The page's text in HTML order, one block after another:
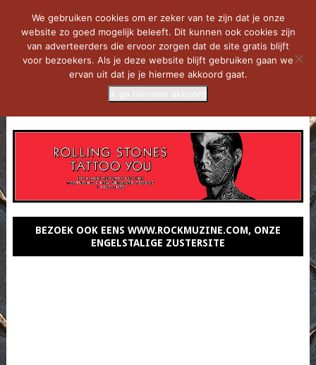
BEZOEK OOK EENS WWW.ROCKMUZINE.COM, ONZE
ENGELSTALIGE ZUSTERSITE
We gebruiken cookies om er zeker van te zijn dat je onze
website zo goed mogelijk beleeft. Dit kunnen ook cookies zijn
van adverteerders die ervoor zorgen dat de site gratis blijft
voor bezoekers. Als je deze website blijft gebruiken gaan we
ervan uit dat je je hiermee akkoord gaat.
Ik ga hiermee akkoord